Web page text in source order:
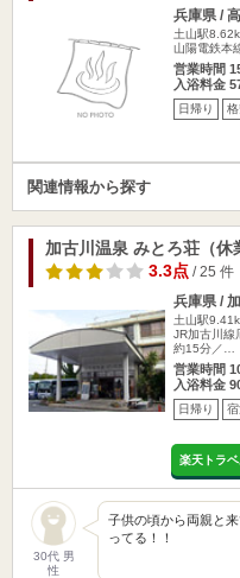
兵庫県 /
土山駅
山陽電鉄本
営業時間
入浴料金
日帰り
関連情報から探す
加古川温泉 みとろ荘（休
3.3点/ 25 件
兵庫県 /
土山駅
JR加古川線
約15分／…
営業時間
入浴料金
日帰り
楽天トラ
30代 男
性
子供の頃から両親と
ってる！！